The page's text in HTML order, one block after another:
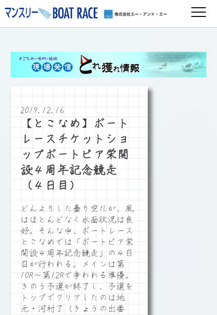
2019.12.16
【とこなめ】ボート
レースチケットショ
ップボートピア栄開
設４周年記念競走
（４日目）
どんよりした曇り空だが、風
はほとんどなく水面状況は良
好。そんな中、ボートレース
とこなめでは「ボートピア栄
開設４周年記念競走」の４日
目が行われる。メインは第
10R～第12Rで争われる準優。
きのう予選が終了し、予選を
トップでクリアしたのは地
元・河村了（きょうの出番